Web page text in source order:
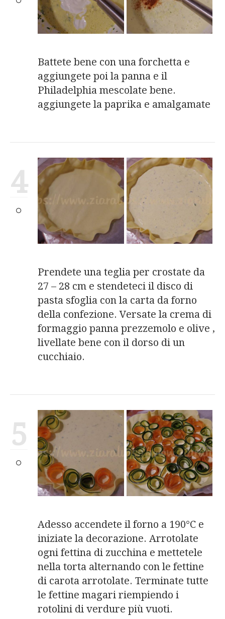
Battete bene con una forchetta e
aggiungete poi la panna e il
Philadelphia mescolate bene.
aggiungete la paprika e amalgamate
4
Prendete una teglia per crostate da
27 – 28 cm e stendeteci il disco di
pasta sfoglia con la carta da forno
della confezione. Versate la crema di
formaggio panna prezzemolo e olive ,
livellate bene con il dorso di un
cucchiaio.
5
Adesso accendete il forno a 190°C e
iniziate la decorazione. Arrotolate
ogni fettina di zucchina e mettetele
nella torta alternando con le fettine
di carota arrotolate. Terminate tutte
le fettine magari riempiendo i
rotolini di verdure più vuoti.